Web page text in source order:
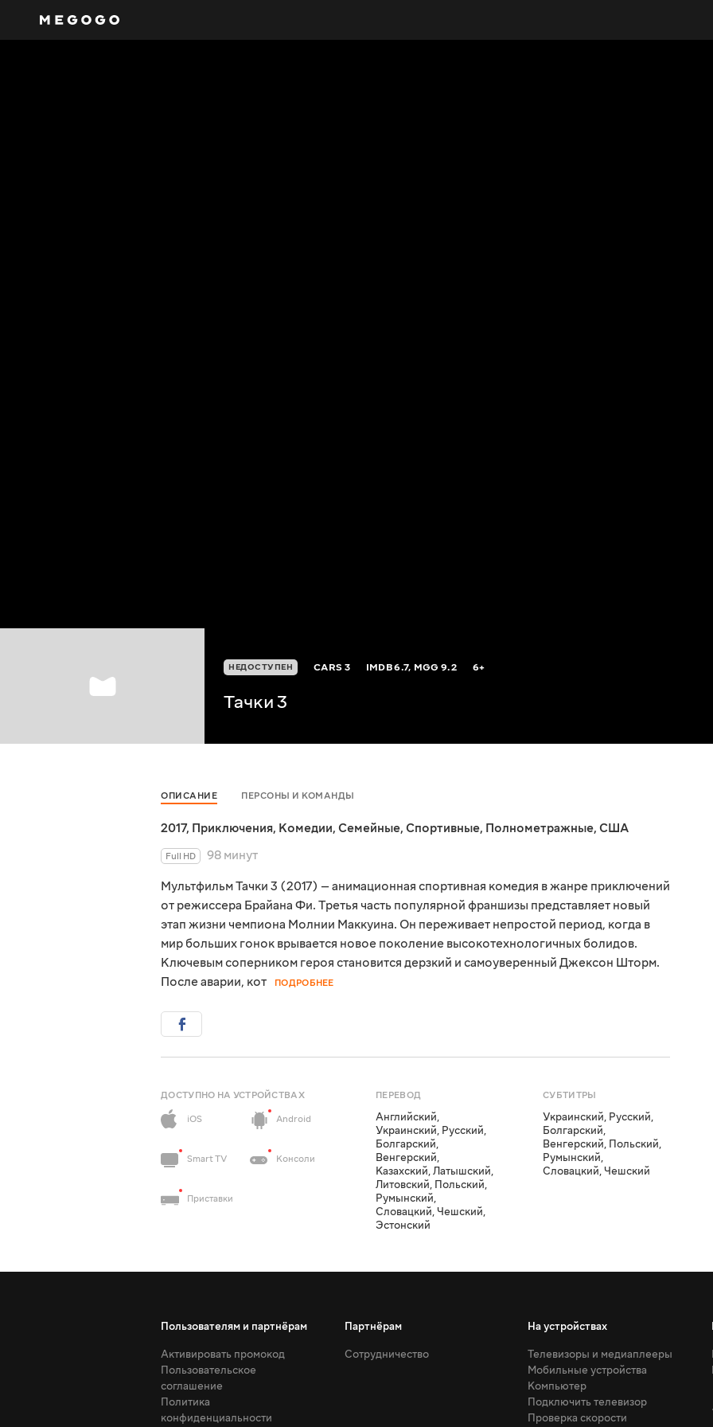
НЕДОСТУПЕН CARS 3 IMDB6.7, MGG9.2 6+
Тачки 3
ОПИСАНИЕ ПЕРСОНЫ И КОМАНДЫ
2017, Приключения, Комедии, Семейные, Спортивные, Полнометражные, США
Full HD
98 минут
Мультфильм Тачки 3 (2017) — анимационная спортивная комедия в жанре приключений
от режиссера Брайана Фи. Третья часть популярной франшизы представляет новый
этап жизни чемпиона Молнии Маккуина. Он переживает непростой период, когда в
мир больших гонок врывается новое поколение высокотехнологичных болидов.
Ключевым соперником героя становится дерзкий и самоуверенный Джексон Шторм.
После аварии, кот
ПОДРОБНЕЕ
ДОСТУПНО НА УСТРОЙСТВАХ
iOS
Android
Smart TV Консоли
Приставки
ПЕРЕВОД
Английский,
Украинский, Русский,
Болгарский,
Венгерский,
Казахский,Латышский,
Литовский, Польский,
Румынский,
Словацкий,Чешский,
Эстонский
СУБТИТРЫ
Украинский, Русский,
Болгарский,
Венгерский, Польский,
Румынский,
Словацкий,Чешский
Пользователям и партнёрам
Активировать промокод
Пользовательское
соглашение
Политика
конфиденциальности
Партнёрам
Сотрудничество
На устройствах
Телевизоры и медиаплееры
Мобильные устройства
Компьютер
Подключить телевизор
Проверка скорости